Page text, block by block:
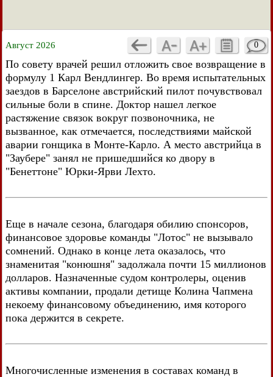
Август 2026 0
По совету врачей решил отложить свое возвращение в
формулу 1 Карл Вендлингер. Во время испытательных
заездов в Барселоне австрийский пилот почувствовал
сильные боли в спине. Доктор нашел легкое
растяжение связок вокруг позвоночника, не
вызванное, как отмечается, последствиями майской
аварии гонщика в Монте-Карло. А место австрийца в
"Заубере" занял не пришедшийся ко двору в
"Бенеттоне" Юрки-Ярви Лехто.
Еще в начале сезона, благодаря обилию спонсоров,
финансовое здоровье команды "Лотос" не вызывало
сомнений. Однако в конце лета оказалось, что
знаменитая "конюшня" задолжала почти 15 миллионов
долларов. Назначенные судом контролеры, оценив
активы компании, продали детище Колина Чапмена
некоему финансовому объединению, имя которого
пока держится в секрете.
Многочисленные изменения в составах команд в